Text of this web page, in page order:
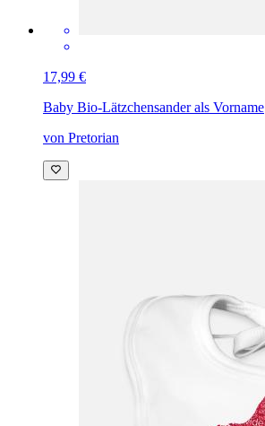
17,99 €
Baby Bio-Lätzchensander als Vorname
von Pretorian